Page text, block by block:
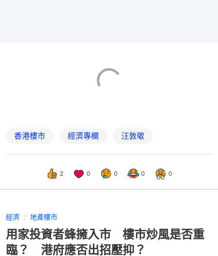
香港樓市 經濟專欄 汪敦敬
2 0 0 0 0
經濟 地產樓市
用家投資者蜂擁入市 樓市炒風是否重
臨？ 港府應否出招壓抑？